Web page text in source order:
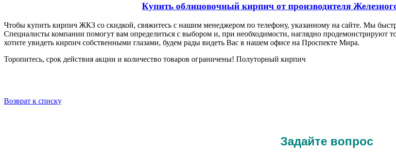
Купить облицовочный кирпич от производителя
Чтобы купить кирпич ЖКЗ со скидкой, свяжитесь с нашим менеджером по телефону, указанному на сайте. Мы
Специалисты компании помогут вам определиться с выбором и, при необходимости, наглядно продемонстрируют
хотите увидеть кирпич собственными глазами, будем рады видеть Вас в нашем офисе на Проспекте Мира.
Торопитесь, срок действия акции и количество товаров ограничены! Полуторный кирпич
Возврат к списку
Задайте вопрос